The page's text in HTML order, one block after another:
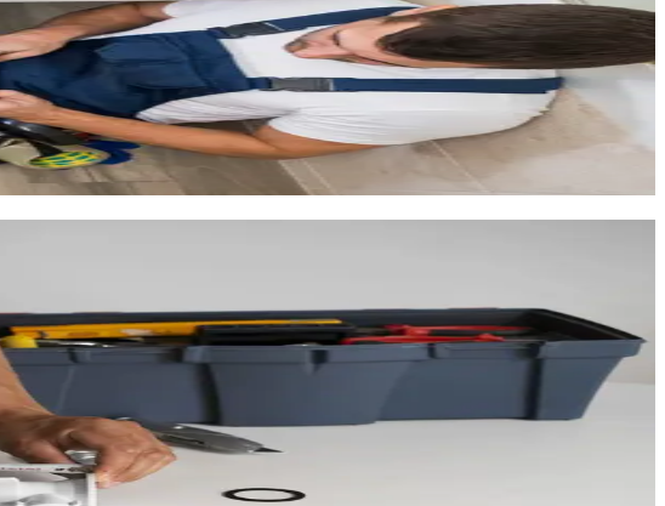
Ces constructions récentes ne sont pas à l'abri de problèmes : raccords
que sur les canalisations plus anciennes du village historique.
précisément l'origine d'un problème sans démolition.
Sud de France. Les propriétaires qui s'installent dans des maisons